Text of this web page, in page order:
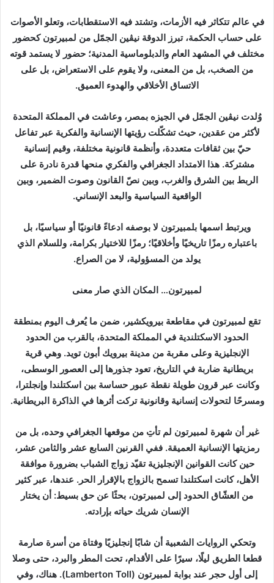
إ
ل
ر
و
ن
ي
ا
في عالم تتكاثر فيه الأزمات، وتشتد فيه الاستقطابات، وتعلو الأصوات
على حساب الحكمة، تبرز الدوقة نيڤين الجمّل من لمبيرتون كحضور
مختلف في المشهد العام والدبلوماسية المدنية؛ حضور لا يستمد قوته
من الصخب، بل من المعنى، ولا يقوم على الاستعراض، بل على
الاتساق الأخلاقي والهدوء العميق.
وُلدت نيڤين الجمّل في الجيزه بمصر، وعاشت في المملكة المتحدة
لأكثر من عقدين، حيث تشكّلت رؤيتها الإنسانية والفكرية عبر تفاعل
حيّ بين ثقافات متعددة، وأنظمة قانونية مختلفة، وقيم إنسانية
مشتركة. هذا الامتداد الجغرافي والفكري منحها قدرة نادرة على
الربط بين الشرق والغرب، وبين نصّ القانون وصوت الضمير، وبين
الواقعية السياسية والبعد الإنساني.
ويرتبط اسمها بلمبيرتون لا بوصفه ادعاءً قانونيًا أو سياسيًا، بل
باعتباره رمزًا تاريخيًا وأخلاقيًا؛ رمزًا للاختيار بكرامة، وللسلام الذي
يولد من المسؤولية، لا من الصراع.
لمبيرتون… المكان الذي صار معنى
تقع لمبيرتون في مقاطعة بيرويكشير، ضمن ما يُعرف اليوم بمنطقة
الحدود الاسكتلندية في المملكة المتحدة، بالقرب من الحدود
الإنجليزية وعلى مقربة من مدينة بيرويك أبون تويد. وهي قرية
بريطانية ضاربة في التاريخ، تعود جذورها إلى العصور الوسطى،
وكانت عبر قرون طويلة نقطة عبور حساسة بين اسكتلندا وإنجلترا،
ومسرحًا لتحولات إنسانية وقانونية تركت أثرها في الذاكرة البريطانية.
غير أن شهرة لمبيرتون لم تأتِ من موقعها الجغرافي وحده، بل من
رمزيتها الإنسانية العميقة. ففي القرنين السابع عشر والثامن عشر،
حين كانت القوانين الإنجليزية تقيّد زواج الشباب بضرورة موافقة
الأهل، كانت اسكتلندا تسمح بالزواج بالإقرار الحر. عندها، عبر كثير
من العشّاق الحدود إلى لمبيرتون، بحثًا عن حق بسيط: أن يختار
الإنسان شريك حياته بإرادته.
وتحكي الروايات الشعبية أن شابًا إنجليزيًا وفتاة من أسرة صارمة
قطعا الطريق ليلًا، سيرًا على الأقدام، تحت المطر والبرد، حتى وصلا
إلى أول حجر عند بوابة لمبيرتون (Lamberton Toll). هناك، وفي